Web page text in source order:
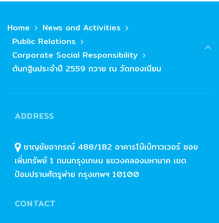
Home
News and Activities
Public Relations
Corporate Social Responsibility
ต้นกฐินประจำปี 2559 ถวาย ณ วัดทองเนียม
ADDRESS
ชาญชัยอาภรณ์ 488/182 อาคารโบ๊เบ๊ทาวเวอร์ ซอย
เพิ่มทรัพย์ 1 ถนนกรุงเกษม แขวงคลองมหานาค เขต
ป้อมปราบศัตรูพ่าย กรุงเทพฯ 10100
CONTACT